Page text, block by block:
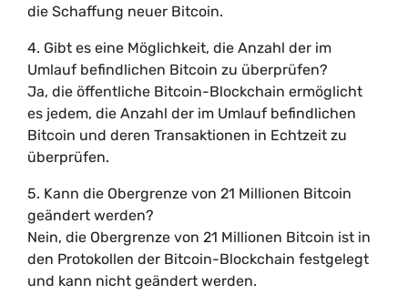
die Schaffung neuer Bitcoin.
4. Gibt es eine Möglichkeit, die Anzahl der im
Umlauf befindlichen Bitcoin zu überprüfen?
Ja, die öffentliche Bitcoin-Blockchain ermöglicht
es jedem, die Anzahl der im Umlauf befindlichen
Bitcoin und deren Transaktionen in Echtzeit zu
überprüfen.
5. Kann die Obergrenze von 21 Millionen Bitcoin
geändert werden?
Nein, die Obergrenze von 21 Millionen Bitcoin ist in
den Protokollen der Bitcoin-Blockchain festgelegt
und kann nicht geändert werden.